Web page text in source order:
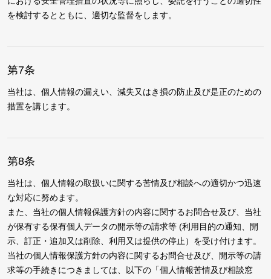
を検討するとともに、適切な監督をします。
第7条
当社は、個人情報の漏えい、減失又はき損の防止及び是正のための
措置を講じます。
第8条
当社は、個人情報の取扱いに関する苦情及び相談への適切かつ迅速
な対応に努めます。
また、当社の個人情報保護方針の内容に関するお問合せ及び、当社
が保有する保有個人データの開示等の請求等 (利用目的の通知、開
示、訂正・追加又は削除、利用又は提供の停止）を受け付けます。
当社の個人情報保護方針の内容に関するお問合せ及び、開示等の請
求等の手続きにつきましては、以下の「個人情報苦情及び相談窓